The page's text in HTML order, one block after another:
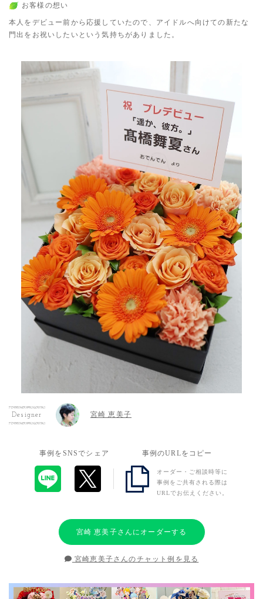
お客様の想い
本人をデビュー前から応援していたので、アイドルへ向けての新たな
門出をお祝いしたいという気持ちがありました。
Designer 宮崎 恵美子
事例をSNSでシェア 事例のURLをコピー
オーダー・ご相談時等に
事例をご共有される際は
URLでお伝えください。
宮崎 恵美子さんにオーダーする
宮崎恵美子さんのチャット例を見る